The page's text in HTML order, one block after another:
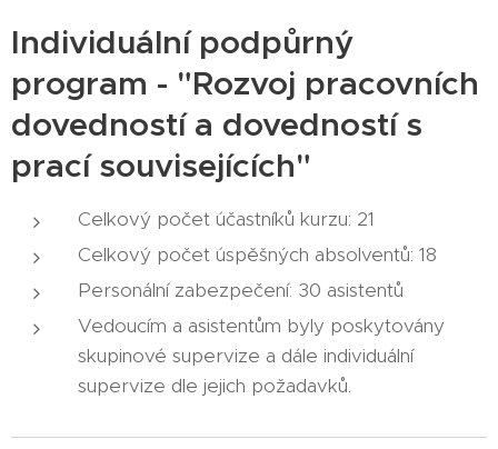
Individuální podpůrný
program - "Rozvoj pracovních
dovedností a dovedností s
prací souvisejících"
Celkový počet účastníků kurzu: 21
Celkový počet úspěšných absolventů: 18
Personální zabezpečení: 30 asistentů
Vedoucím a asistentům byly poskytovány
skupinové supervize a dále individuální
supervize dle jejich požadavků.